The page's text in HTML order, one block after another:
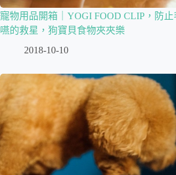
寵物用品開箱｜YOGI FOOD CLIP，防
嚥的救星，狗寶貝食物夾夾樂
2018-10-10